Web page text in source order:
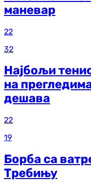
маневар
22
32
Најбољи
на
дешава
22
19
Борба са
Требињу